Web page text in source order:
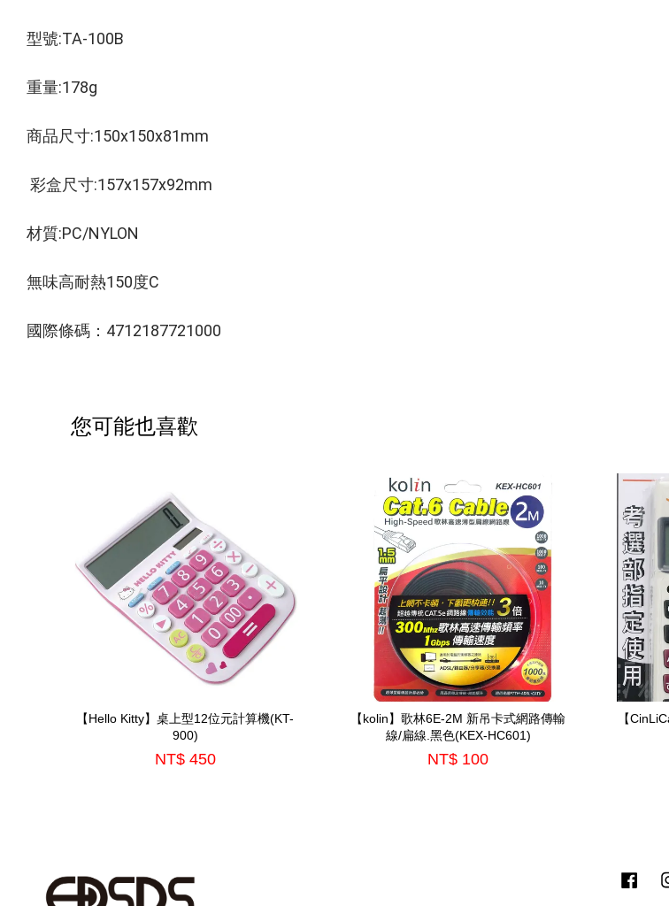
型號:TA-100B
重量:178g
商品尺寸:150x150x81mm
彩盒尺寸:157x157x92mm
材質:PC/NYLON
無味高耐熱150度C
國際條碼：4712187721000
您可能也喜歡
【Hello Kitty】桌上型12位元計算機(KT-
900)
NT$ 450
【kolin】歌林6E-2M 新吊卡式網路傳輸
線/扁線.黑色(KEX-HC601)
NT$ 100
【